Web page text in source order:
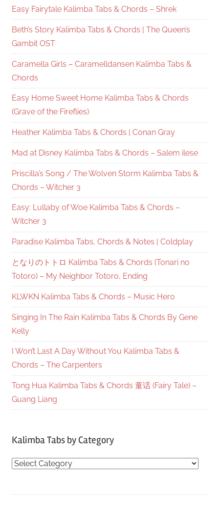
Easy Fairytale Kalimba Tabs & Chords – Shrek
Beth’s Story Kalimba Tabs & Chords | The Queen’s
Gambit OST
Caramella Girls – Caramelldansen Kalimba Tabs &
Chords
Easy Home Sweet Home Kalimba Tabs & Chords
(Grave of the Fireflies)
Heather Kalimba Tabs & Chords | Conan Gray
Mad at Disney Kalimba Tabs & Chords – Salem ilese
Priscilla’s Song / The Wolven Storm Kalimba Tabs &
Chords – Witcher 3
Easy: Lullaby of Woe Kalimba Tabs & Chords –
Witcher 3
Paradise Kalimba Tabs, Chords & Notes | Coldplay
となりのトトロ Kalimba Tabs & Chords (Tonari no
Totoro) – My Neighbor Totoro, Ending
KLWKN Kalimba Tabs & Chords – Music Hero
Singing In The Rain Kalimba Tabs & Chords By Gene
Kelly
I Won’t Last A Day Without You Kalimba Tabs &
Chords – The Carpenters
Tong Hua Kalimba Tabs & Chords 童话 (Fairy Tale) –
Guang Liang
Kalimba Tabs by Category
Kalimba